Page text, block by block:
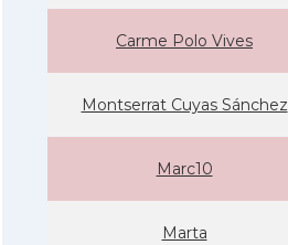
Carme Polo Vives
Montserrat Cuyas Sánchez
Marc10
Marta